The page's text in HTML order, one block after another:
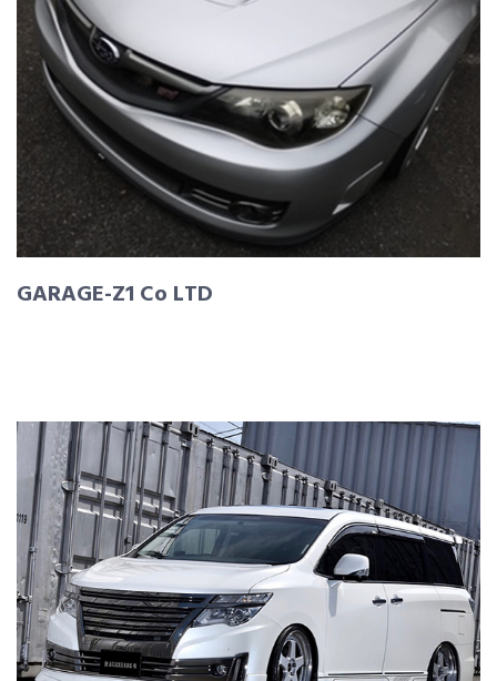
GARAGE-Z1 Co LTD